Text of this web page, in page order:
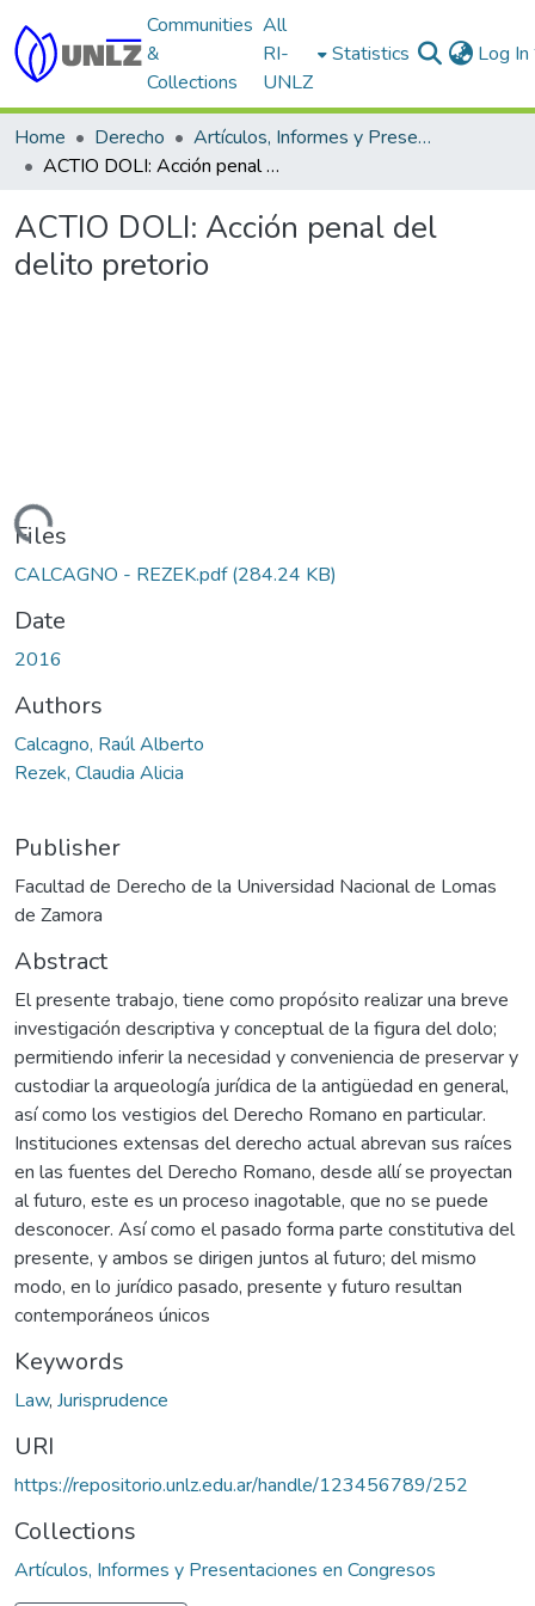
Communities
&
Collections
All
RI-
UNLZ
Statistics Log In
Home Derecho
Artículos, Informes y Presentaciones en Congresos
ACTIO DOLI: Acción penal del delito pretorio
ACTIO DOLI: Acción penal del
delito pretorio
Loading...
Files
CALCAGNO - REZEK.pdf(284.24 KB)
Date
2016
Authors
Calcagno, Raúl Alberto
Rezek, Claudia Alicia
Publisher
Facultad de Derecho de la Universidad Nacional de Lomas
de Zamora
Abstract
El presente trabajo, tiene como propósito realizar una breve
investigación descriptiva y conceptual de la figura del dolo;
permitiendo inferir la necesidad y conveniencia de preservar y
custodiar la arqueología jurídica de la antigüedad en general,
así como los vestigios del Derecho Romano en particular.
Instituciones extensas del derecho actual abrevan sus raíces
en las fuentes del Derecho Romano, desde allí se proyectan
al futuro, este es un proceso inagotable, que no se puede
desconocer. Así como el pasado forma parte constitutiva del
presente, y ambos se dirigen juntos al futuro; del mismo
modo, en lo jurídico pasado, presente y futuro resultan
contemporáneos únicos
Keywords
Law, Jurisprudence
URI
https://repositorio.unlz.edu.ar/handle/123456789/252
Collections
Artículos, Informes y Presentaciones en Congresos